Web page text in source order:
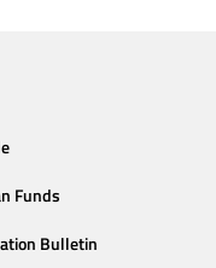
Funds
Bulletin